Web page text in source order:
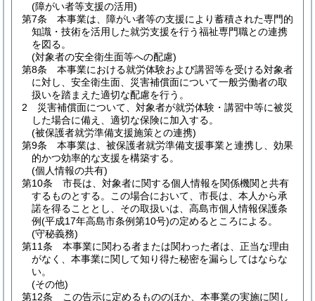
(障がい者等支援の活用)
第7条
本事業は、障がい者等の支援により蓄積された専門的
知識・技術を活用した就労支援を行う福祉専門職との連携
を図る。
(対象者の安全衛生面等への配慮)
第8条
本事業における就労体験および講習等を受ける対象者
に対し、安全衛生面、災害補償面について一般労働者の取
扱いを踏まえた適切な配慮を行う。
2
災害補償面について、対象者が就労体験・講習中等に被災
した場合に備え、適切な保険に加入する。
(被保護者就労準備支援施策との連携)
第9条
本事業は、被保護者就労準備支援事業と連携し、効果
的かつ効率的な支援を構築する。
(個人情報の共有)
第10条
市長は、対象者に関する個人情報を関係機関と共有
するものとする。
この場合において、市長は、本人から承
諾を得ることとし、その取扱いは、高島市個人情報保護条
例(平成17年高島市条例第10号)の定めるところによる。
(守秘義務)
第11条
本事業に関わる者または関わった者は、正当な理由
がなく、本事業に関して知り得た秘密を漏らしてはならな
い。
(その他)
第12条
この告示に定めるもののほか、本事業の実施に関し